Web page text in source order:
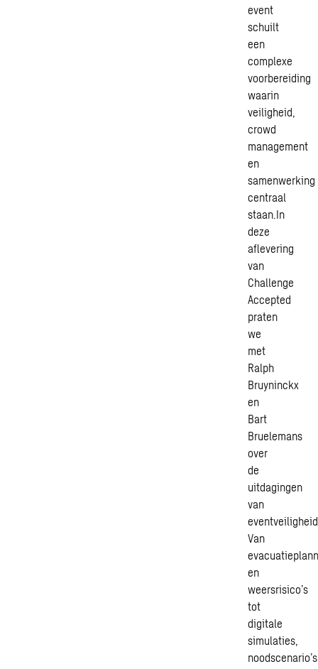
event
schuilt
een
complexe
voorbereiding
waarin
veiligheid,
crowd
management
en
samenwerking
centraal
staan.In
deze
aflevering
van
Challenge
Accepted
praten
we
met
Ralph
Bruyninckx
en
Bart
Bruelemans
over
de
uitdagingen
van
Van
en
weersrisico’s
tot
digitale
simulaties,
noodscenario’s